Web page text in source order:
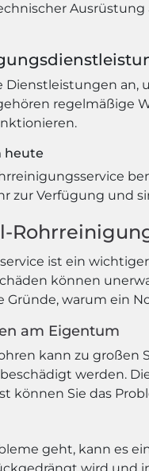
Ausrüstung
an,
regelmäßige
heute
zur Verfügung und
ist ein
können
Gründe, warum ein
am Eigentum
kann zu
werden.
können Sie das
geht, kann es